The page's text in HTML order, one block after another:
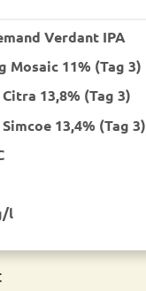
Verdant IPA
Mosaic 11% (Tag 3)
13,8% (Tag 3)
13,4% (Tag 3)
l